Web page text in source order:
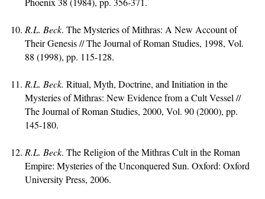
R.L. Beck. The Mysteries of Mithras: A New Account of
Their Genesis // The Journal of Roman Studies, 1998, Vol.
88 (1998), pp. 115-128.
R.L. Beck. Ritual, Myth, Doctrine, and Initiation in the
Mysteries of Mithras: New Evidence from a Cult Vessel //
The Journal of Roman Studies, 2000, Vol. 90 (2000), pp.
145-180.
R.L. Beck. The Religion of the Mithras Cult in the Roman
Empire: Mysteries of the Unconquered Sun. Oxford: Oxford
University Press, 2006.